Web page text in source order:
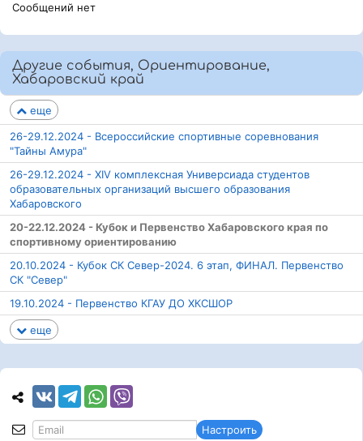
Сообщений нет
Другие события, Ориентирование,
Хабаровский край
еще
26-29.12.2024 - Всероссийские спортивные соревнования
"Тайны Амура"
26-29.12.2024 - XIV комплексная Универсиада студентов
образовательных организаций высшего образования
Хабаровского
20-22.12.2024 - Кубок и Первенство Хабаровского края по
спортивному ориентированию
20.10.2024 - Кубок СК Север-2024. 6 этап, ФИНАЛ. Первенство
СК "Север"
19.10.2024 - Первенство КГАУ ДО ХКСШОР
еще
Настроить